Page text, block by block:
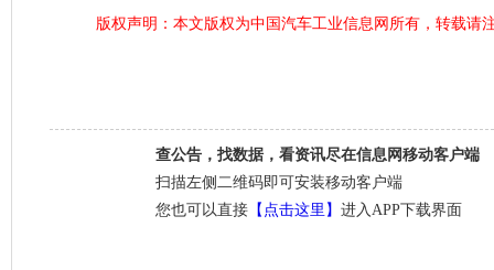
版权声明：本文版权为中国汽车工业信息网所有，转载请
查公告，找数据，看资讯尽在信息网移动客户端
扫描左侧二维码即可安装移动客户端
您也可以直接【点击这里】 进入APP下载界面